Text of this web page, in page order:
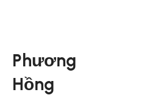
Phương
Hồng